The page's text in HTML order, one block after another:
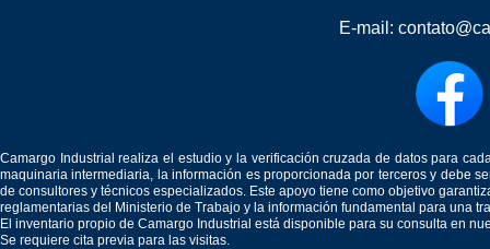
E-mail:
Camargo Industrial realiza el estudio y la verificación cruzada de datos para
maquinaria intermediaria, la información es proporcionada por terceros y debe
de consultores y técnicos especializados. Este apoyo tiene como objetivo
reglamentarias del Ministerio de Trabajo y la información fundamental para una
El inventario propio de Camargo Industrial está disponible para su consulta en
Se requiere cita previa para las visitas.